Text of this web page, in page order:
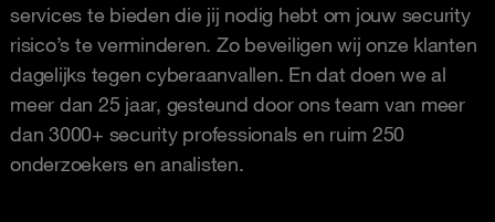
services te bieden die jij nodig hebt om jouw security
risico’s te verminderen. Zo beveiligen wij onze klanten
dagelijks tegen cyberaanvallen. En dat doen we al
meer dan 25 jaar, gesteund door ons team van meer
dan 3000+ security professionals en ruim 250
onderzoekers en analisten.